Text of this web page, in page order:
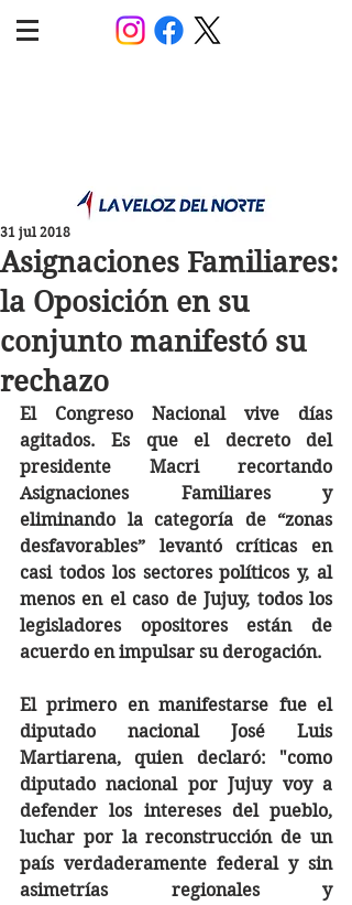
Asignaciones Familiares:
la Oposición en su
conjunto manifestó su
rechazo
31 jul 2018
El Congreso Nacional vive días
agitados. Es que el decreto del
presidente Macri recortando
Asignaciones Familiares y
eliminando la categoría de “zonas
desfavorables” levantó críticas en
casi todos los sectores políticos y, al
menos en el caso de Jujuy, todos los
legisladores opositores están de
acuerdo en impulsar su derogación.
El primero en manifestarse fue el
diputado nacional José Luis
Martiarena, quien declaró: "como
diputado nacional por Jujuy voy a
defender los intereses del pueblo,
luchar por la reconstrucción de un
país verdaderamente federal y sin
asimetrías regionales y